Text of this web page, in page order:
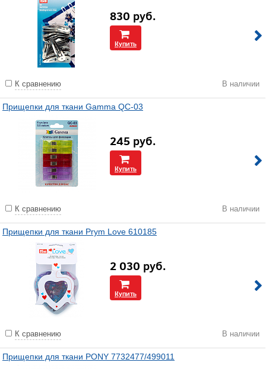
830 руб.
Купить
К сравнению В наличии
Прищепки для ткани Gamma QC-03
245 руб.
Купить
К сравнению В наличии
Прищепки для ткани Prym Love 610185
2 030 руб.
Купить
К сравнению В наличии
Прищепки для ткани PONY 7732477/499011